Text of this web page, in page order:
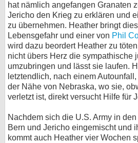
hat nämlich angefangen Granaten
Jericho den Krieg zu erklären und
zu übernehmen. Heather bringt
Lebensgefahr und einer von Phil
wird dazu beordert Heather zu
nicht übers Herz die sympathische
umzubringen und lässt sie laufen.
letztendlich, nach einem
der Nähe von Nebraska, wo sie,
verletzt ist, direkt versucht Hilfe für
Nachdem sich die U.S. Army in
Bern und Jericho eingemischt und
kommt auch Heather vier Wochen